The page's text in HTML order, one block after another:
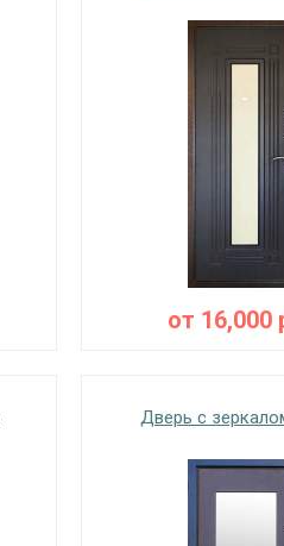
от 16,000
Дверь с